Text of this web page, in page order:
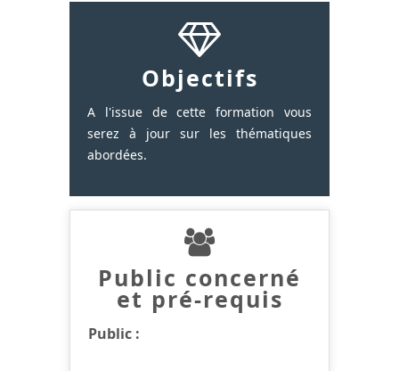
Objectifs
A l'issue de cette formation vous
serez à jour sur les thématiques
abordées.
Public concerné
et pré-requis
Public :